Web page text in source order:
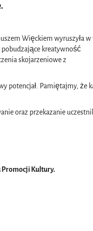
Więckiem wyruszyła w
pobudzające kreatywność
skojarzeniowe z
potencjał. Pamiętajmy, że
oraz przekazanie
Promocji Kultury.